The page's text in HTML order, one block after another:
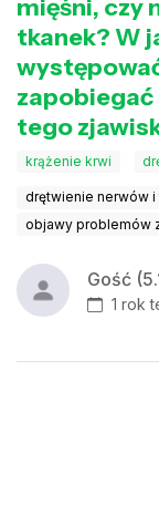
mięśni, czy
tkanek? W
tego
krążenie krwi
drętwienie nerwów i
objawy problemów
Gość
1 rok